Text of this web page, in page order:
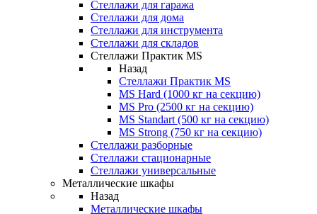
Стеллажи для гаража
Стеллажи для дома
Стеллажи для инструмента
Стеллажи для складов
Стеллажи Практик MS
Назад
Стеллажи Практик MS
MS Hard (1000 кг на секцию)
MS Pro (2500 кг на секцию)
MS Standart (500 кг на секцию)
MS Strong (750 кг на секцию)
Стеллажи разборные
Стеллажи стационарные
Стеллажи универсальные
Металлические шкафы
Назад
Металлические шкафы